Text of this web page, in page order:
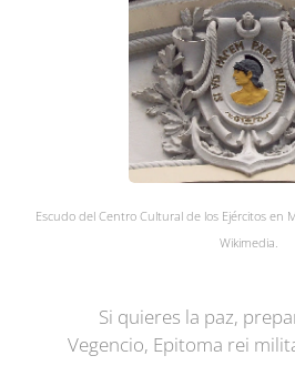
Escudo del Centro Cultural de los Ejércitos en
Wikimedia.
Si quieres la paz,
Vegencio, Epitoma rei